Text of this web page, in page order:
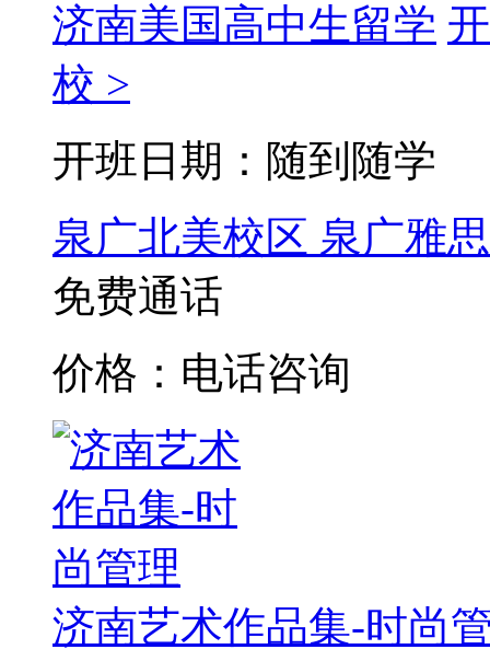
济南美国高中生留学
校 >
开班日期：随到随学
泉广北美校区 泉广雅
免费通话
价格：电话咨询
济南艺术作品集-时尚